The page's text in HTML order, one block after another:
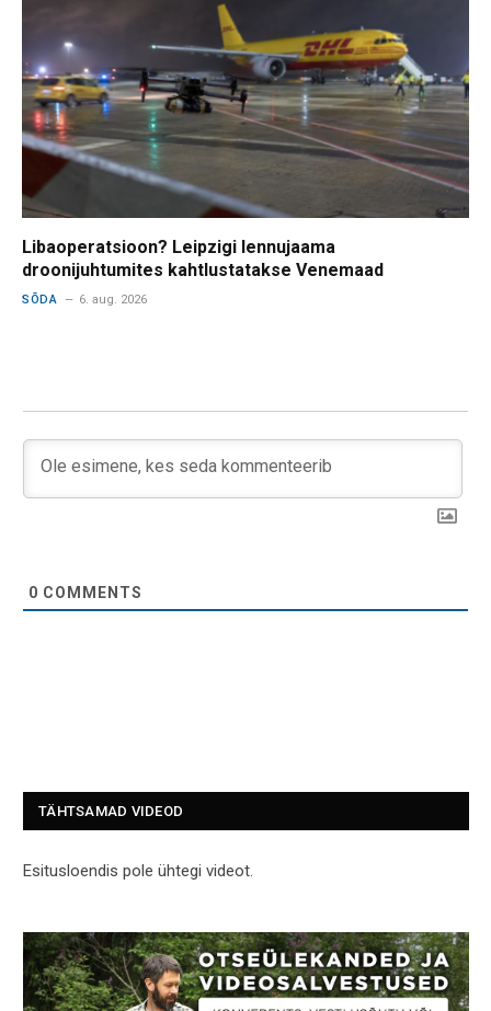
Libaoperatsioon? Leipzigi lennujaama
droonijuhtumites kahtlustatakse Venemaad
SÕDA 6. aug. 2026
0 COMMENTS
TÄHTSAMAD VIDEOD
Esitusloendis pole ühtegi videot.